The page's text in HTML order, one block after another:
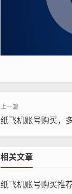
纸飞机账号购买，
相关文章
纸飞机账号购买推荐平台